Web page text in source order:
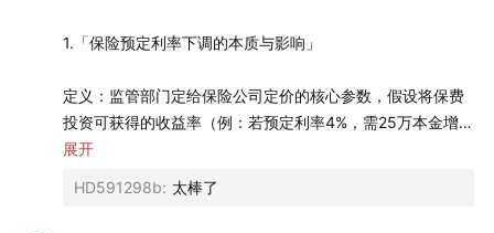
如果你想了解一些基础的保险知识，我们有
比如婚前财产保护？预防长寿风险？想清目标比研究收益率
5）保险「硬币的另一面」，我可以接受吗？
你为了你的资金目标，存下了这么一笔长期的钱。但是这笔
钱在很长的周期内不能动，流动性很差。
「✅保险配置」
1.「保险预定利率下调的本质与影响」
定义：监管部门定给保险公司定价的核心参数，假设将保费
投资可获得的收益率（例：若预定利率4%，需25万本金增值
至100万；若降至2%，需50万本金）。
监管调整的原因：防止保险公司因预期收益过高但实际投资
展开
HD591298b: 太棒了